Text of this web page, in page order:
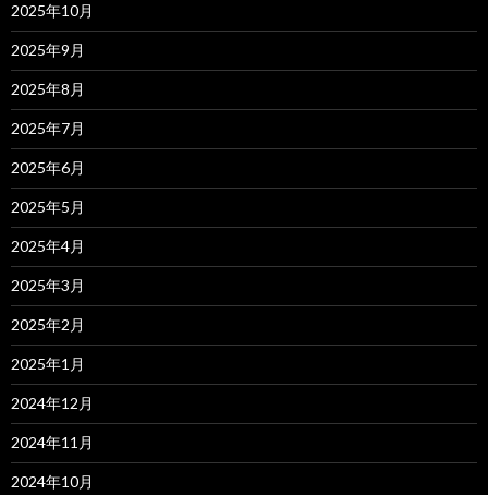
2025年10月
2025年9月
2025年8月
2025年7月
2025年6月
2025年5月
2025年4月
2025年3月
2025年2月
2025年1月
2024年12月
2024年11月
2024年10月